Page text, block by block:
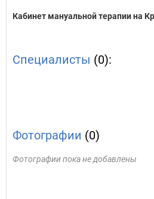
Кабинет мануальной терапии на
Специалисты (0):
Фотографии (0)
Фотографии пока не добавлены